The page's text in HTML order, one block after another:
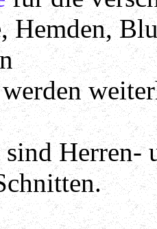
Hemden,
Herren-